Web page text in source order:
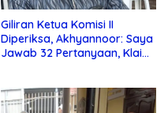
Giliran Ketua Komisi II
Diperiksa, Akhyannoor: Saya
Jawab 32 Pertanyaan, Klaim